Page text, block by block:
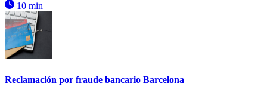
10 min
Reclamación por fraude bancario Barcelona